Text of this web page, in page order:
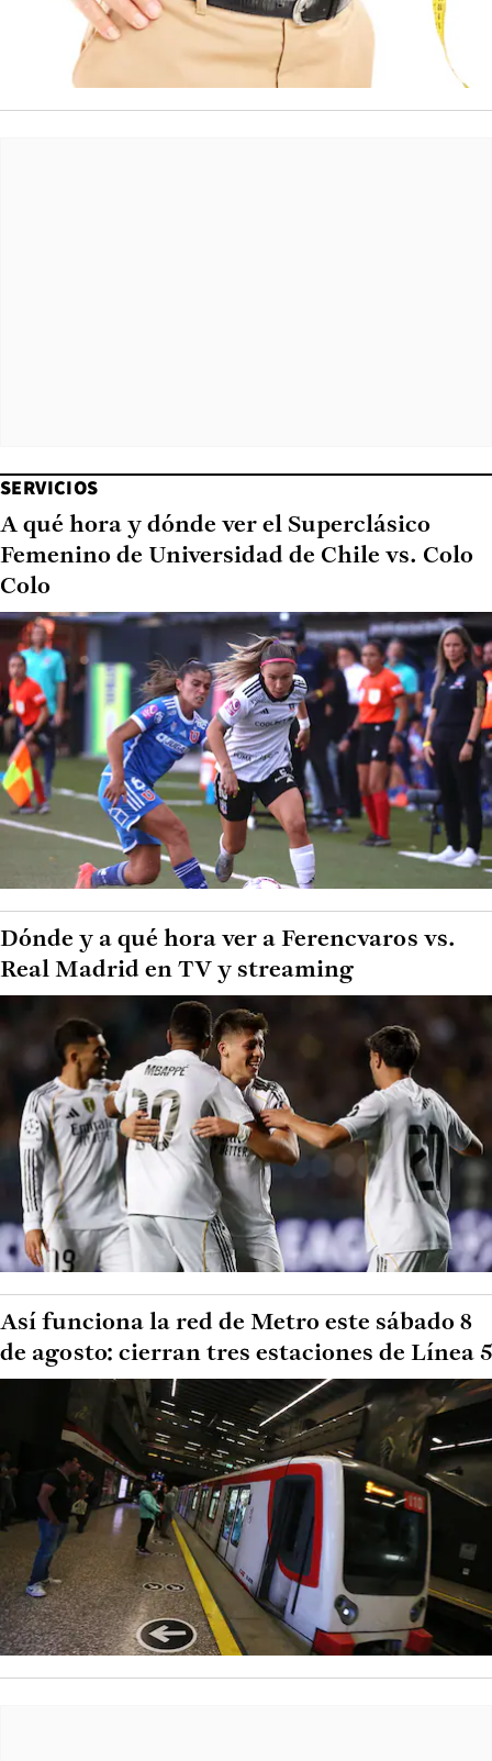
SERVICIOS
A qué hora y dónde ver el Superclásico
Femenino de Universidad de Chile vs. Colo
Colo
Dónde y a qué hora ver a Ferencvaros vs.
Real Madrid en TV y streaming
Así funciona la red de Metro este sábado 8
de agosto: cierran tres estaciones de Línea 5